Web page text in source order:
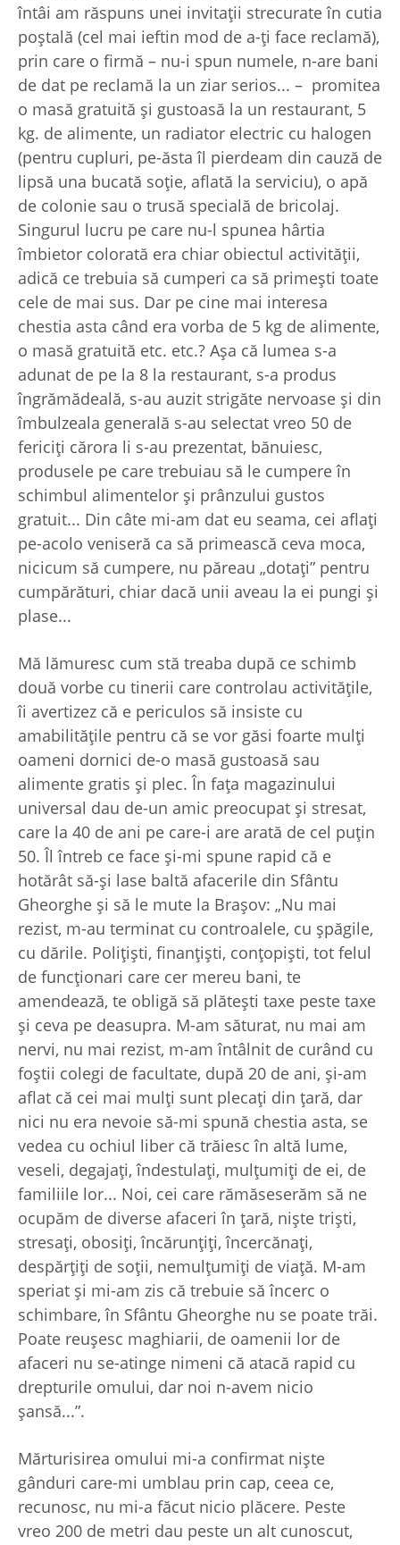
întâi am răspuns unei invitaţii strecurate în cutia
poştală (cel mai ieftin mod de a-ţi face reclamă),
prin care o firmă – nu-i spun numele, n-are bani
de dat pe reclamă la un ziar serios... – promitea
o masă gratuită şi gustoasă la un restaurant, 5
kg. de alimente, un radiator electric cu halogen
(pentru cupluri, pe-ăsta îl pierdeam din cauză de
lipsă una bucată soţie, aflată la serviciu), o apă
de colonie sau o trusă specială de bricolaj.
Singurul lucru pe care nu-l spunea hârtia
îmbietor colorată era chiar obiectul activităţii,
adică ce trebuia să cumperi ca să primeşti toate
cele de mai sus. Dar pe cine mai interesa
chestia asta când era vorba de 5 kg de alimente,
o masă gratuită etc. etc.? Aşa că lumea s-a
adunat de pe la 8 la restaurant, s-a produs
îngrămădeală, s-au auzit strigăte nervoase şi din
îmbulzeala generală s-au selectat vreo 50 de
fericiţi cărora li s-au prezentat, bănuiesc,
produsele pe care trebuiau să le cumpere în
schimbul alimentelor şi prânzului gustos
gratuit... Din câte mi-am dat eu seama, cei aflaţi
pe-acolo veniseră ca să primească ceva moca,
nicicum să cumpere, nu păreau „dotaţi” pentru
cumpărături, chiar dacă unii aveau la ei pungi şi
plase...
Mă lămuresc cum stă treaba după ce schimb
două vorbe cu tinerii care controlau activităţile,
îi avertizez că e periculos să insiste cu
amabilităţile pentru că se vor găsi foarte mulţi
oameni dornici de-o masă gustoasă sau
alimente gratis şi plec. În faţa magazinului
universal dau de-un amic preocupat şi stresat,
care la 40 de ani pe care-i are arată de cel puţin
50. Îl întreb ce face şi-mi spune rapid că e
hotărât să-şi lase baltă afacerile din Sfântu
Gheorghe şi să le mute la Braşov: „Nu mai
rezist, m-au terminat cu controalele, cu şpăgile,
cu dările. Poliţişti, finanţişti, conţopişti, tot felul
de funcţionari care cer mereu bani, te
amendează, te obligă să plăteşti taxe peste taxe
şi ceva pe deasupra. M-am săturat, nu mai am
nervi, nu mai rezist, m-am întâlnit de curând cu
foştii colegi de facultate, după 20 de ani, şi-am
aflat că cei mai mulţi sunt plecaţi din ţară, dar
nici nu era nevoie să-mi spună chestia asta, se
vedea cu ochiul liber că trăiesc în altă lume,
veseli, degajaţi, îndestulaţi, mulţumiţi de ei, de
familiile lor... Noi, cei care rămăseserăm să ne
ocupăm de diverse afaceri în ţară, nişte trişti,
stresaţi, obosiţi, încărunţiţi, încercănaţi,
despărţiţi de soţii, nemulţumiţi de viaţă. M-am
speriat şi mi-am zis că trebuie să încerc o
schimbare, în Sfântu Gheorghe nu se poate trăi.
Poate reuşesc maghiarii, de oamenii lor de
afaceri nu se-atinge nimeni că atacă rapid cu
drepturile omului, dar noi n-avem nicio
şansă...”.
Mărturisirea omului mi-a confirmat nişte
gânduri care-mi umblau prin cap, ceea ce,
recunosc, nu mi-a făcut nicio plăcere. Peste
vreo 200 de metri dau peste un alt cunoscut,